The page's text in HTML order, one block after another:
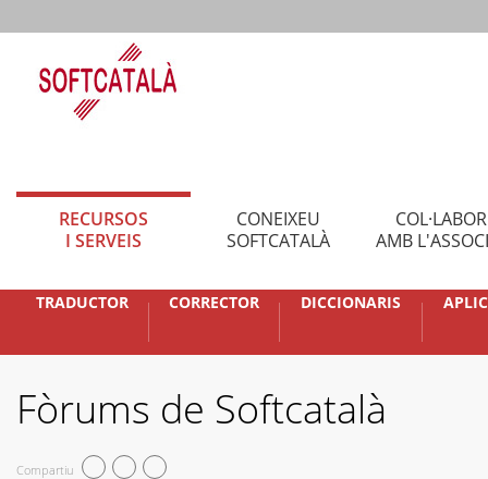
RECURSOS
I SERVEIS
CONEIXEU
SOFTCATALÀ
AMB
TRADUCTOR CORRECTOR DICCIONARIS
Fòrums de Softcatalà
Compartiu